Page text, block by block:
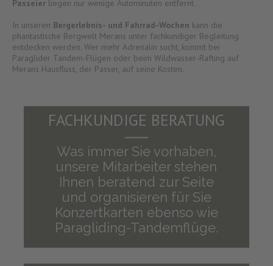
Passeier liegen nur wenige Autominuten entfernt.
In unseren Bergerlebnis- und Fahrrad-Wochen kann die
phantastische Bergwelt Merans unter fachkundiger Begleitung
entdecken werden. Wer mehr Adrenalin sucht, kommt bei
Paraglider Tandem-Flügen oder beim Wildwasser-Rafting auf
Merans Hausfluss, der Passer, auf seine Kosten.
FACHKUNDIGE BERATUNG
Was immer Sie vorhaben,
unsere Mitarbeiter stehen
Ihnen beratend zur Seite
und organisieren für Sie
Konzertkarten ebenso wie
Paragliding-Tandemflüge.